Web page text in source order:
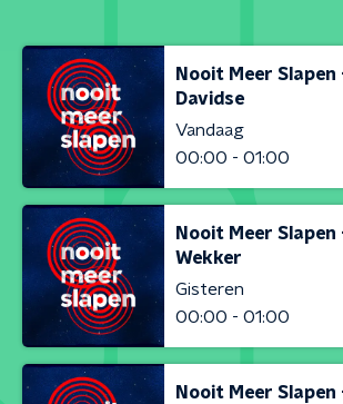
Nooit Meer
Davidse
Vandaag
00:00 - 01:00
Nooit Meer Slapen
Wekker
Gisteren
00:00 - 01:00
Nooit Meer